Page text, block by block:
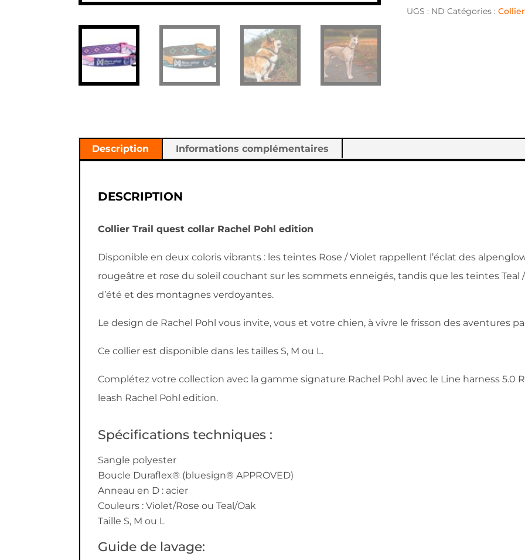
UGS : ND Catégories :
Description Informations complémentaires
DESCRIPTION
Collier Trail quest collar Rachel Pohl edition
Disponible en deux coloris vibrants : les teintes Rose / Violet rappellent l’éclat des
rougeâtre et rose du soleil couchant sur les sommets enneigés, tandis que les teintes
d’été et des montagnes verdoyantes.
Le design de Rachel Pohl vous invite, vous et votre chien, à vivre le frisson des aventures
Ce collier est disponible dans les tailles S, M ou L.
Complétez votre collection avec la gamme signature Rachel Pohl avec le Line harness 5.0
leash Rachel Pohl edition.
Spécifications techniques :
Sangle polyester
Boucle Duraflex® (bluesign® APPROVED)
Anneau en D : acier
Couleurs : Violet/Rose ou Teal/Oak
Taille S, M ou L
Guide de lavage: